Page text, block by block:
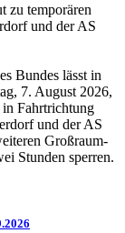
zu temporären
und der AS
Bundes lässt in
7. August 2026,
Fahrtrichtung
und der AS
Großraum-
Stunden sperren.